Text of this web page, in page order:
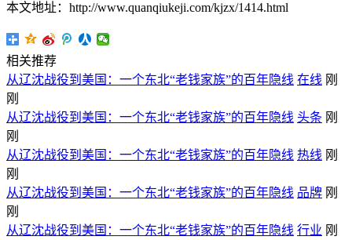
本文地址：http://www.quanqiukeji.com/kjzx/1414.html
相关推荐
从辽沈战役到美国：一个东北“老钱家族”的百年隐线 在线 刚
刚
从辽沈战役到美国：一个东北“老钱家族”的百年隐线 头条 刚
刚
从辽沈战役到美国：一个东北“老钱家族”的百年隐线 热线 刚
刚
从辽沈战役到美国：一个东北“老钱家族”的百年隐线 品牌 刚
刚
从辽沈战役到美国：一个东北“老钱家族”的百年隐线 行业 刚